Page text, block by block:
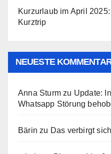
Kurzurlaub im April
Kurztrip
NEUESTE
Anna Sturm zu Update:
Whatsapp Störung
Bärin zu Das verbirgt